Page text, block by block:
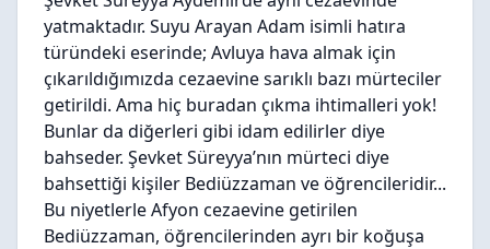
yatmaktadır. Suyu Arayan Adam isimli hatıra
türündeki eserinde; Avluya hava almak için
çıkarıldığımızda cezaevine sarıklı bazı mürteciler
getirildi. Ama hiç buradan çıkma ihtimalleri yok!
Bunlar da diğerleri gibi idam edilirler diye
bahseder. Şevket Süreyya’nın mürteci diye
bahsettiği kişiler Bediüzzaman ve öğrencileridir...
Bu niyetlerle Afyon cezaevine getirilen
Bediüzzaman, öğrencilerinden ayrı bir koğuşa